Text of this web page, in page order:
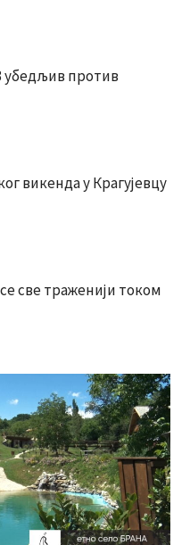
убедљив против
викенда у Крагујевцу
све траженији током